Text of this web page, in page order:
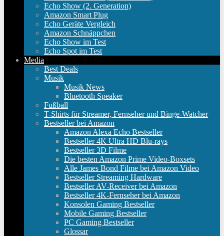
Echo Show (2. Generation)
Amazon Smart Plug
Echo Geräte Vergleich
Amazon Schnäppchen
Echo Show im Test
Echo Spot im Test
Media
Best Deals
Musik
Musik News
Bluetooth Speaker
Fußball
T-Shirts für Streamer, Fernseher und Binge-Watcher
Bestseller bei Amazon
Amazon Alexa Echo Bestseller
Bestseller 4K Ultra HD Blu-rays
Bestseller 3D Filme
Die besten Amazon Prime Video-Boxsets
Alle James Bond Filme bei Amazon Video
Bestseller Streaming Hardware
Bestseller AV-Receiver bei Amazon
Bestseller 4K-Fernseher bei Amazon
Konsolen Gaming Bestseller
Mobile Gaming Bestseller
PC Gaming Bestseller
Glossar